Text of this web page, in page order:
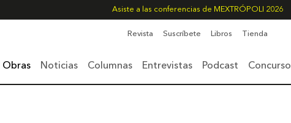
Asiste a las conferencias de MEXTRÓPOLI 2026
Revista Suscríbete Libros Tienda
Obras Noticias Columnas Entrevistas Podcast Concurso